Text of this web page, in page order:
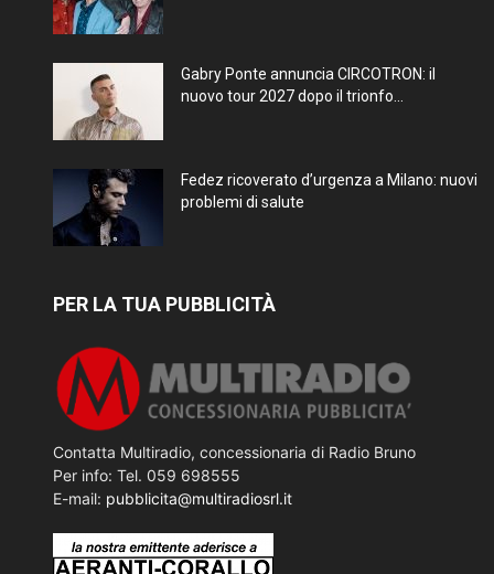
Gabry Ponte annuncia CIRCOTRON: il
nuovo tour 2027 dopo il trionfo...
Fedez ricoverato d’urgenza a Milano: nuovi
problemi di salute
PER LA TUA PUBBLICITÀ
Contatta Multiradio, concessionaria di Radio Bruno
Per info: Tel. 059 698555
E-mail: pubblicita@multiradiosrl.it